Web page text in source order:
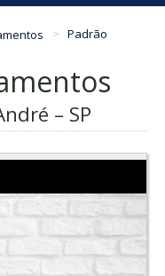
Padrão
– SP